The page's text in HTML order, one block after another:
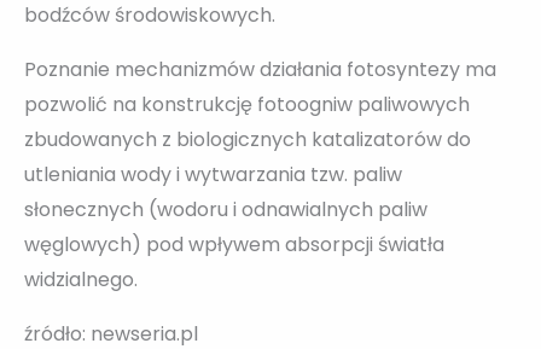
bodźców środowiskowych.
Poznanie mechanizmów działania fotosyntezy ma
pozwolić na konstrukcję fotoogniw paliwowych
zbudowanych z biologicznych katalizatorów do
utleniania wody i wytwarzania tzw. paliw
słonecznych (wodoru i odnawialnych paliw
węglowych) pod wpływem absorpcji światła
widzialnego.
źródło: newseria.pl